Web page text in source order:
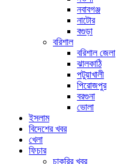
নবাবগঞ্জ
নাটোর
বগুড়া
বরিশাল
বরিশাল জেলা
ঝালকাঠি
পটুয়াখালী
পিরোজপুর
বরগুনা
ভোলা
ইসলাম
বিদেশের খবর
খেলা
ফিচার
চাকরির খবর